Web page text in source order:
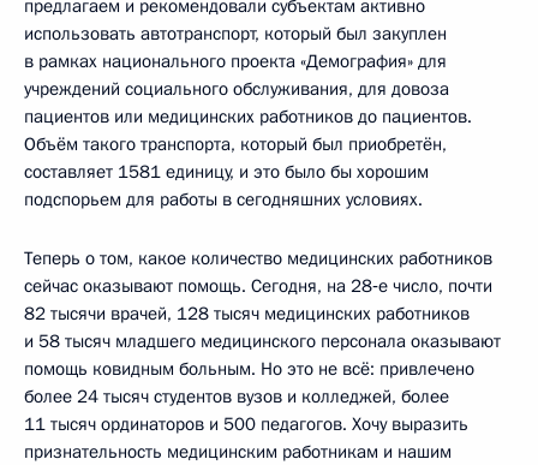
предлагаем и рекомендовали субъектам активно
использовать автотранспорт, который был закуплен
в рамках национального проекта «Демография» для
учреждений социального обслуживания, для довоза
пациентов или медицинских работников до пациентов.
Объём такого транспорта, который был приобретён,
составляет 1581 единицу, и это было бы хорошим
подспорьем для работы в сегодняшних условиях.
Теперь о том, какое количество медицинских работников
сейчас оказывают помощь. Сегодня, на 28‑е число, почти
82 тысячи врачей, 128 тысяч медицинских работников
и 58 тысяч младшего медицинского персонала оказывают
помощь ковидным больным. Но это не всё: привлечено
более 24 тысяч студентов вузов и колледжей, более
11 тысяч ординаторов и 500 педагогов. Хочу выразить
признательность медицинским работникам и нашим